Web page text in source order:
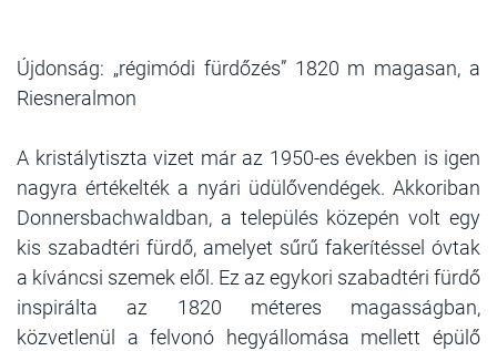
Újdonság: „régimódi fürdőzés” 1820 m magasan, a
Riesneralmon
A kristálytiszta vizet már az 1950-es években is igen
nagyra értékelték a nyári üdülővendégek. Akkoriban
Donnersbachwaldban, a település közepén volt egy
kis szabadtéri fürdő, amelyet sűrű fakerítéssel óvtak
a kíváncsi szemek elől. Ez az egykori szabadtéri fürdő
inspirálta az 1820 méteres magasságban,
közvetlenül a felvonó hegyállomása mellett épülő